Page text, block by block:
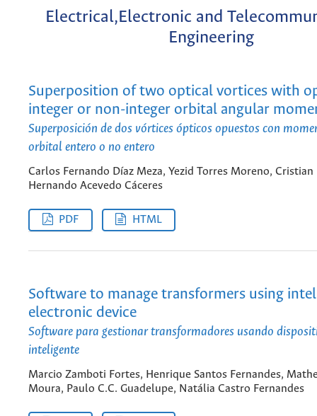
Electrical,Electronic and
Engineering
Superposition of two optical vortices with
integer or non-integer orbital angular
Superposición de dos vórtices ópticos opuestos con
orbital entero o no entero
Carlos Fernando Díaz Meza, Yezid Torres Moreno, Cristian
Hernando Acevedo Cáceres
PDF HTML
Software to manage transformers using
electronic device
Software para gestionar transformadores usando
inteligente
Marcio Zamboti Fortes, Henrique Santos Fernandes,
Moura, Paulo C.C. Guadelupe, Natália Castro Fernandes